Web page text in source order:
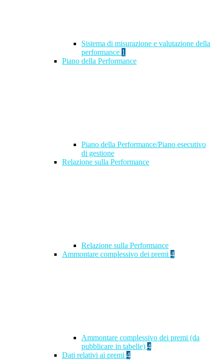
Sistema di misurazione e valutazione della
performance 1
Piano della Performance
Piano della Performance/Piano esecutivo
di gestione
Relazione sulla Performance
Relazione sulla Performance
Ammontare complessivo dei premi 4
Ammontare complessivo dei premi (da
pubblicare in tabelle) 4
Dati relativi ai premi 4